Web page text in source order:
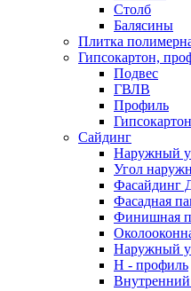
Столб
Балясины
Плитка
Гипсокартон,
Подвес
ГВЛВ
Профиль
Гипсокартон
Сайдинг
Наружный
Угол
Фасайдинг
Фасадная
Финишная
Наружный
H - профиль
Внутренний